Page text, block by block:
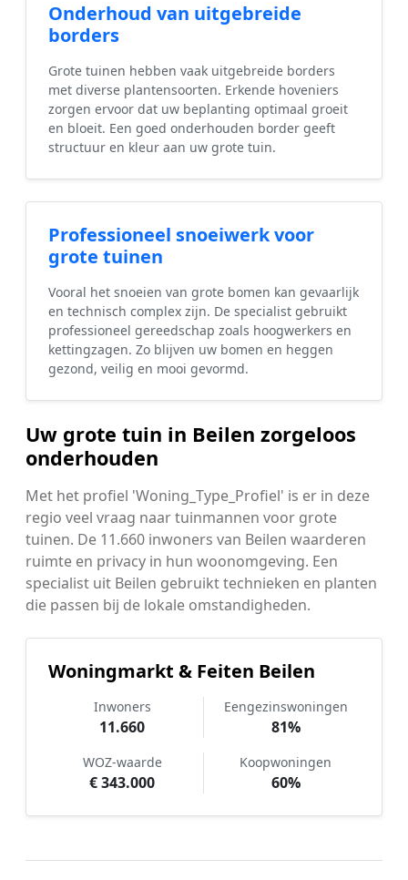
Onderhoud van uitgebreide
borders
Grote tuinen hebben vaak uitgebreide borders
met diverse plantensoorten. Erkende hoveniers
zorgen ervoor dat uw beplanting optimaal groeit
en bloeit. Een goed onderhouden border geeft
structuur en kleur aan uw grote tuin.
Professioneel snoeiwerk voor
grote tuinen
Vooral het snoeien van grote bomen kan gevaarlijk
en technisch complex zijn. De specialist gebruikt
professioneel gereedschap zoals hoogwerkers en
kettingzagen. Zo blijven uw bomen en heggen
gezond, veilig en mooi gevormd.
Uw grote tuin in Beilen zorgeloos
onderhouden
Met het profiel 'Woning_Type_Profiel' is er in deze
regio veel vraag naar tuinmannen voor grote
tuinen. De 11.660 inwoners van Beilen waarderen
ruimte en privacy in hun woonomgeving. Een
specialist uit Beilen gebruikt technieken en planten
die passen bij de lokale omstandigheden.
Woningmarkt & Feiten Beilen
Inwoners
11.660
Eengezinswoningen
81%
WOZ-waarde
€ 343.000
Koopwoningen
60%